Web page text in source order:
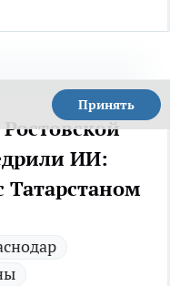
Принять
ИИ:
Татарстаном